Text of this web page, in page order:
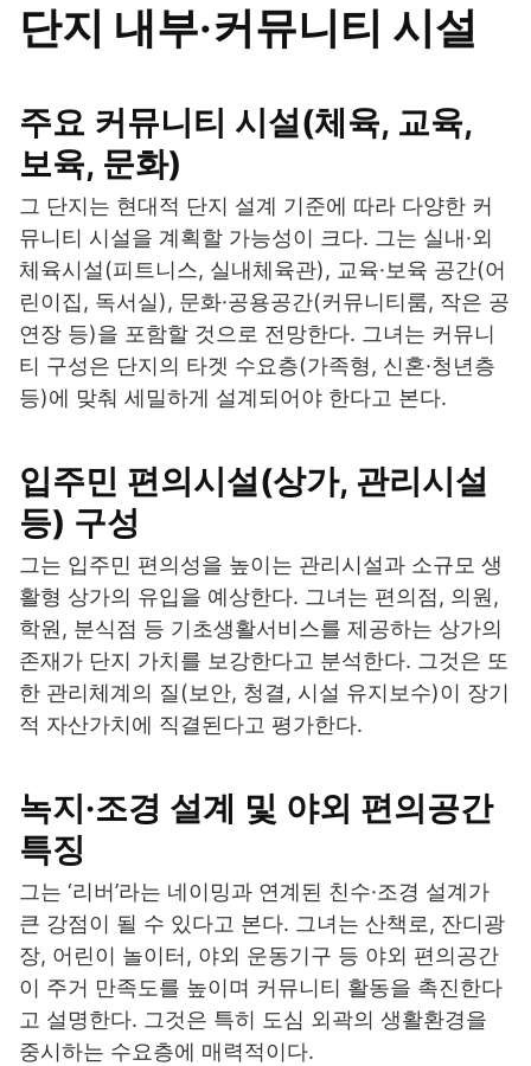
단지 내부·커뮤니티 시설
주요 커뮤니티 시설(체육, 교육,
보육, 문화)
그 단지는 현대적 단지 설계 기준에 따라 다양한 커
뮤니티 시설을 계획할 가능성이 크다. 그는 실내·외
체육시설(피트니스, 실내체육관), 교육·보육 공간(어
린이집, 독서실), 문화·공용공간(커뮤니티룸, 작은 공
연장 등)을 포함할 것으로 전망한다. 그녀는 커뮤니
티 구성은 단지의 타겟 수요층(가족형, 신혼·청년층
등)에 맞춰 세밀하게 설계되어야 한다고 본다.
입주민 편의시설(상가, 관리시설
등) 구성
그는 입주민 편의성을 높이는 관리시설과 소규모 생
활형 상가의 유입을 예상한다. 그녀는 편의점, 의원,
학원, 분식점 등 기초생활서비스를 제공하는 상가의
존재가 단지 가치를 보강한다고 분석한다. 그것은 또
한 관리체계의 질(보안, 청결, 시설 유지보수)이 장기
적 자산가치에 직결된다고 평가한다.
녹지·조경 설계 및 야외 편의공간
특징
그는 ‘리버’라는 네이밍과 연계된 친수·조경 설계가
큰 강점이 될 수 있다고 본다. 그녀는 산책로, 잔디광
장, 어린이 놀이터, 야외 운동기구 등 야외 편의공간
이 주거 만족도를 높이며 커뮤니티 활동을 촉진한다
고 설명한다. 그것은 특히 도심 외곽의 생활환경을
중시하는 수요층에 매력적이다.